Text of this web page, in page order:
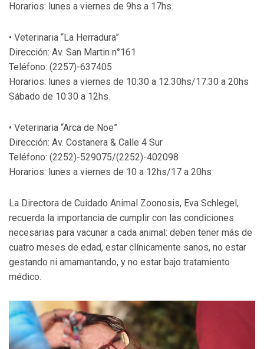
Horarios: lunes a viernes de 9hs a 17hs.
• Veterinaria “La Herradura”
Dirección: Av. San Martin n°161
Teléfono: (2257)-637405
Horarios: lunes a viernes de 10:30 a 12:30hs/17:30 a 20hs
Sábado de 10:30 a 12hs.
• Veterinaria “Arca de Noe”
Dirección: Av. Costanera & Calle 4 Sur
Teléfono: (2252)-529075/(2252)-402098
Horarios: lunes a viernes de 10 a 12hs/17 a 20hs
La Directora de Cuidado Animal Zoonosis, Eva Schlegel,
recuerda la importancia de cumplir con las condiciones
necesarias para vacunar a cada animal: deben tener más de
cuatro meses de edad, estar clínicamente sanos, no estar
gestando ni amamantando, y no estar bajo tratamiento
médico.